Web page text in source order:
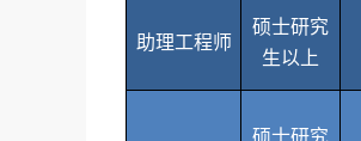
助理工程师
硕士研究
生以上
硕士研究